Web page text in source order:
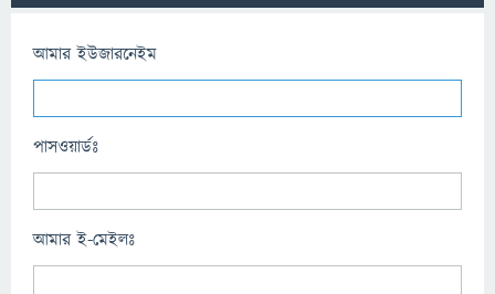
আমার ইউজারনেইম
পাসওয়ার্ডঃ
আমার ই-মেইলঃ